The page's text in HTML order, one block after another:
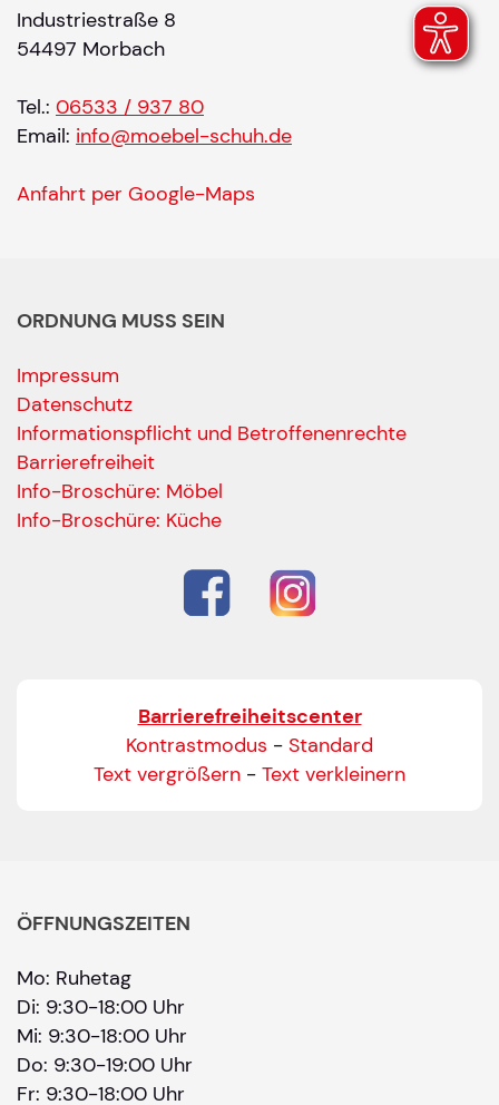
Ihre Kontaktdaten
Alle mit Stern gekennzeichneten Felder sind
Name*
Bitte geben Sie Ihren vollständigen Namen ein.
Bitte geben Sie eine gültige E-Mail-Adresse ein.
Telefon*
Bitte Anliegen wählen
Wählen Sie aus, ob Sie einen Termin
Datum
Industriestraße 8
54497 Morbach
Tel.: 06533 / 937 80
Email: info@moebel-schuh.de
Anfahrt per Google-Maps
ORDNUNG MUSS SEIN
Impressum
Datenschutz
Informationspflicht und Betroffenenrechte
Barrierefreiheit
Info-Broschüre: Möbel
Info-Broschüre: Küche
Barrierefreiheitscenter
Kontrastmodus - Standard
Text vergrößern - Text verkleinern
ÖFFNUNGSZEITEN
Mo: Ruhetag
Di: 9:30-18:00 Uhr
Mi: 9:30-18:00 Uhr
Do: 9:30-19:00 Uhr
Fr: 9:30-18:00 Uhr